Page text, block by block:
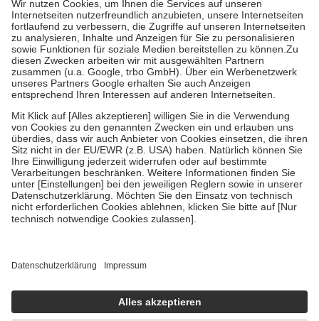
Kosten der Leistung zu entrichten.
Diese Regeln gelten grundsätzlich auch für Online-Apotheken.
Bei Heilmitteln und häuslicher Krankenpflege beträgt die
Zuzahlung zehn Prozent der Kosten sowie zehn Euro je
Verordnung.
Um das Engagement der Versicherten für ihre eigene Gesundheit zu
stärken und die besondere Stellung der Familie zu unterstützen,
fallenkeine Zuzahlungenan bei:
• Kindern und Jugendlichen bis zum vollendeten 18. Lebensjahr
mit Ausnahme der Fahrkosten
• Untersuchungen zur Vorsorge und Früherkennung, die von der
GKV getragen werden
• empfohlenen Schutzimpfungen
• Harn- und Blutteststreifen
getroffen, um sicherzustellen, dass es sich um echte Bewertungen
https://help.etrusted.com/hc/de/articles/4419944605341